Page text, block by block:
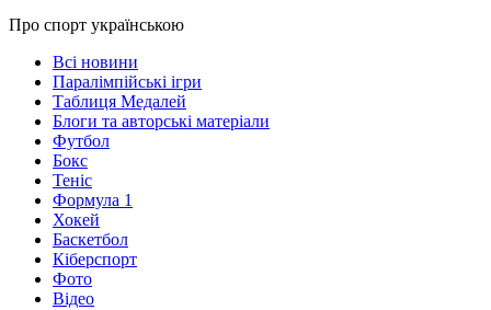
Про спорт українською
Всі новини
Паралімпійські ігри
Таблиця Медалей
Блоги та авторські матеріали
Футбол
Бокс
Теніс
Формула 1
Хокей
Баскетбол
Кіберспорт
Фото
Відео